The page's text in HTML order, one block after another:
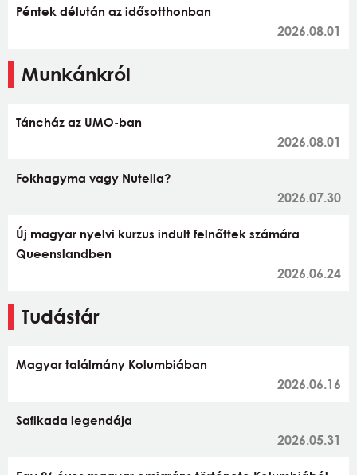
Péntek délután az idősotthonban
2026.08.01
Munkánkról
Táncház az UMO-ban
2026.08.01
Fokhagyma vagy Nutella?
2026.07.30
Új magyar nyelvi kurzus indult felnőttek számára
Queenslandben
2026.06.24
Tudástár
Magyar találmány Kolumbiában
2026.06.16
Safikada legendája
2026.05.31